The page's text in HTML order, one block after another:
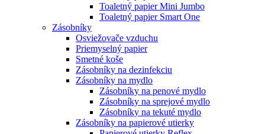
Toaletný papier Mini Jumbo
Toaletný papier Smart One
Zásobníky
Osviežovače vzduchu
Priemyselný papier
Smetné koše
Zásobníky na dezinfekciu
Zásobníky na mydlo
Zásobníky na penové mydlo
Zásobníky na sprejové mydlo
Zásobníky na tekuté mydlo
Zásobníky na papierové utierky